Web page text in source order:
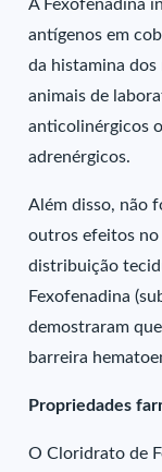
A Fexofenadina
antígenos em
da histamina
animais de
anticolinérgicos
adrenérgicos.
Além disso, não
outros efeitos no
distribuição
Fexofenadina
demostraram
barreira
Propriedades
O Cloridrato de